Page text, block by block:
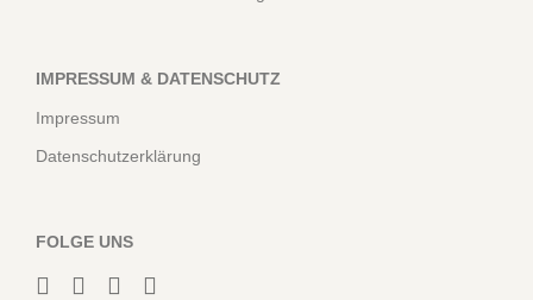
IMPRESSUM & DATENSCHUTZ
Impressum
Datenschutzerklärung
FOLGE UNS